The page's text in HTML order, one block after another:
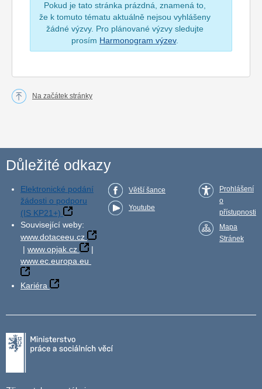
Pokud je tato stránka prázdná, znamená to,
že k tomuto tématu aktuálně nejsou vyhlášeny
žádné výzvy. Pro plánované výzvy sledujte
prosím Harmonogram výzev.
Na začátek stránky
Důležité odkazy
Elektronické podání
žádosti o podporu
(IS KP21+)
Související weby:
www.dotaceeu.cz
| www.opjak.cz
|
www.ec.europa.eu
Kariéra
Větší šance
Youtube
Prohlášení
o
přístupnosti
Mapa
Stránek